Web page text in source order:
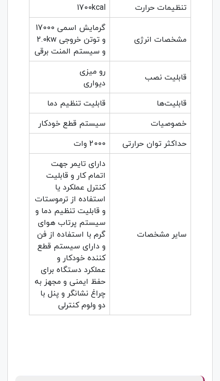
تنظیمات حرارت
1700kcal
مشخصات انرژی
گرمایش اسمی 17000
و توتن خروجی 2.0kw
و سیستم المنت برقی
قابلیت نصب
رو میزی
دیواری
قابلیت‌ها
قابلیت تنظیم دما
خصوصیات
سیستم قطع خودکار
حداکثر توان حرارتی
2000 وات
سایر مشخصات
دارای تایمر جهت
اتمام کار و قابلیت
کنترل عملکرد یا
استفاده از ترموستات
و قابلیت تنظیم دما و
سیستم پرتاب هوای
گرم با استفاده از فن
و دارای سیستم قطع
کننده خودکار و
عملکرد دستگاه برای
حفظ ایمنی و مجهز به
چراغ نشانگر و پنل با
دو ولوم کنترلی